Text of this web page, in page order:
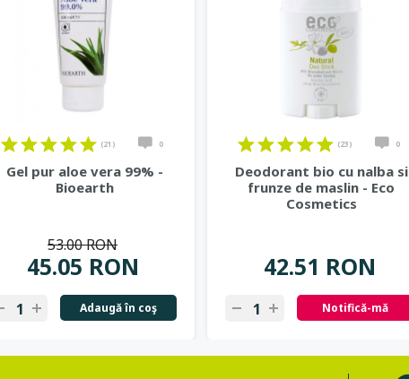
(21) 0
Gel pur aloe vera 99% -
Bioearth
45.05 RON
53.00 RON
Adaugă în coş
(23) 0
Deodorant bio cu nalba si
frunze de maslin - Eco
Cosmetics
42.51 RON
Notifică-mă